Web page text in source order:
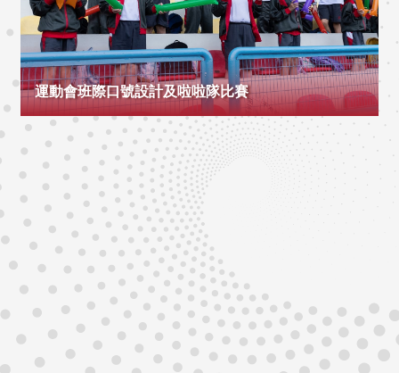
運動會班際口號設計及啦啦隊比賽